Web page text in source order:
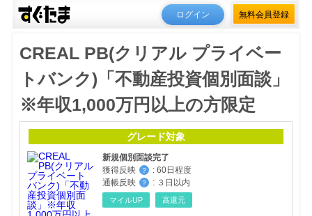
ログイン 無料会員登録
CREAL PB(クリアル プライベー
トバンク)「不動産投資個別面談」
※年収1,000万円以上の方限定
グレード対象
新規個別面談完了
獲得反映
？ : 60日程度
通帳反映
？ : ３日以内
マイルUP 高還元